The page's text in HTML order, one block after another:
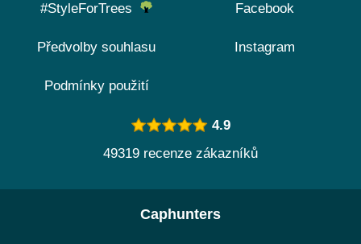
#StyleForTrees
Předvolby souhlasu
Podmínky použití
Facebook
Instagram
4.9
49319 recenze zákazníků
Caphunters